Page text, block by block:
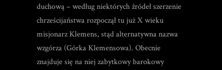
duchową – według niektórych źródeł szerzenie
chrześcijaństwa rozpoczął tu już X wieku
misjonarz Klemens, stąd alternatywna nazwa
wzgórza (Górka Klemensowa). Obecnie
znajduje się na niej zabytkowy barokowy